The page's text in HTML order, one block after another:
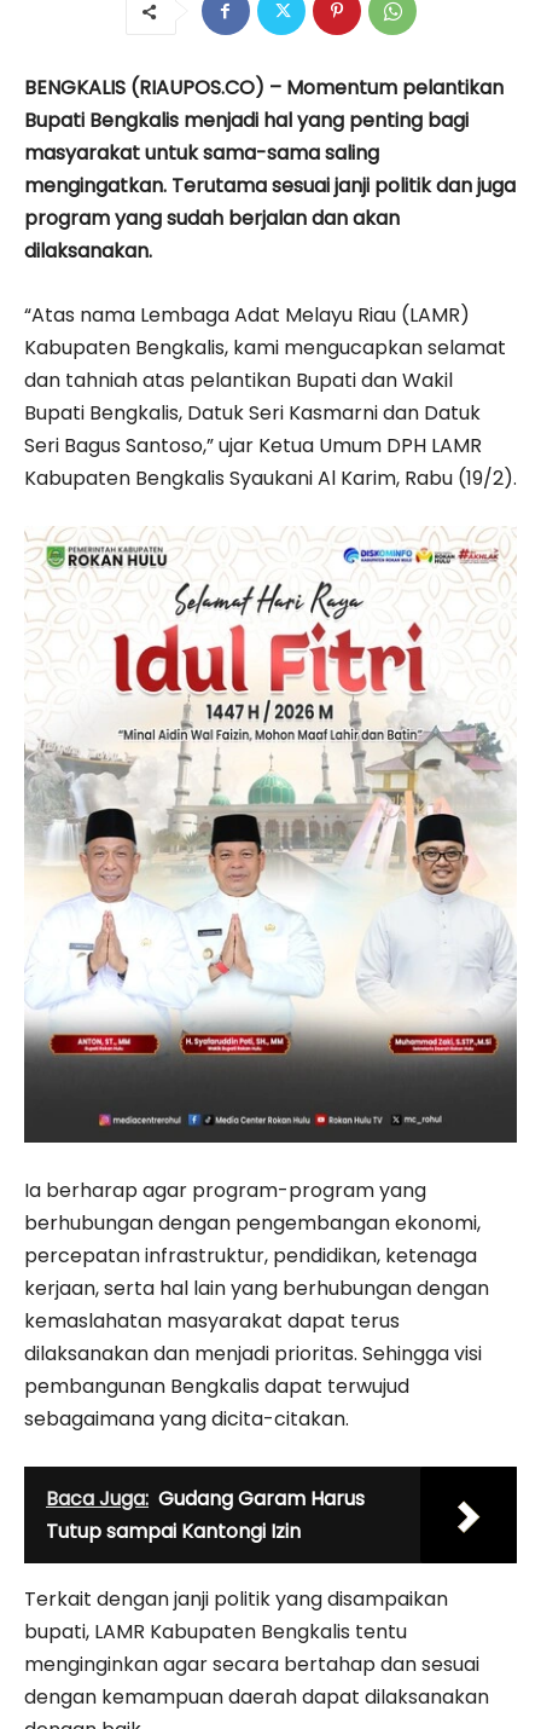
BENGKALIS (RIAUPOS.CO) – Momentum pelantikan
Bupati Bengkalis menjadi hal yang penting bagi
masyarakat untuk sama-sama saling
mengingatkan. Terutama sesuai janji politik dan juga
program yang sudah berjalan dan akan
dilaksanakan.
“Atas nama Lembaga Adat Melayu Riau (LAMR)
Kabupaten Bengkalis, kami mengucapkan selamat
dan tahniah atas pelantikan Bupati dan Wakil
Bupati Bengkalis, Datuk Seri Kasmarni dan Datuk
Seri Bagus Santoso,” ujar Ketua Umum DPH LAMR
Kabupaten Bengkalis Syaukani Al Karim, Rabu (19/2).
Ia berharap agar program-program yang
berhubungan dengan pengembangan ekonomi,
percepatan infrastruktur, pendidikan, ketenaga
kerjaan, serta hal lain yang berhubungan dengan
kemaslahatan masyarakat dapat terus
dilaksanakan dan menjadi prioritas. Sehingga visi
pembangunan Bengkalis dapat terwujud
sebagaimana yang dicita-citakan.
Baca Juga: Gudang Garam Harus
Tutup sampai Kantongi Izin
Terkait dengan janji politik yang disampaikan
bupati, LAMR Kabupaten Bengkalis tentu
menginginkan agar secara bertahap dan sesuai
dengan kemampuan daerah dapat dilaksanakan